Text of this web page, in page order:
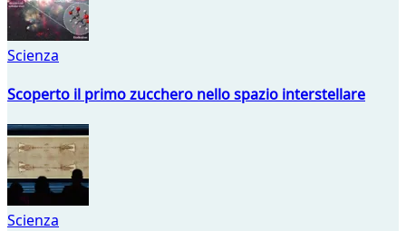
Scienza
Scoperto il primo zucchero nello spazio interstellare
Scienza